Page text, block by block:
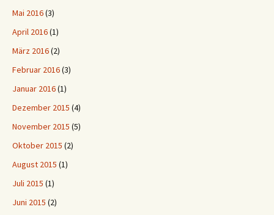
Mai 2016(3)
April 2016(1)
März 2016(2)
Februar 2016(3)
Januar 2016(1)
Dezember 2015 (4)
November 2015 (5)
Oktober 2015 (2)
August 2015 (1)
Juli 2015 (1)
Juni 2015 (2)